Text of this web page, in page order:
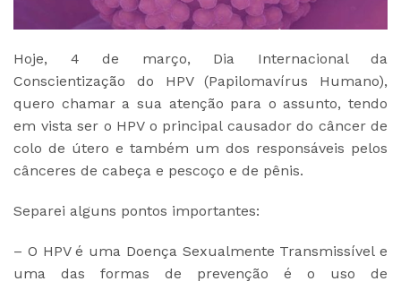
Hoje, 4 de março, Dia Internacional da
Conscientização do HPV (Papilomavírus Humano),
quero chamar a sua atenção para o assunto, tendo
em vista ser o HPV o principal causador do câncer de
colo de útero e também um dos responsáveis pelos
cânceres de cabeça e pescoço e de pênis.
Separei alguns pontos importantes:
– O HPV é uma Doença Sexualmente Transmissível e
uma das formas de prevenção é o uso de